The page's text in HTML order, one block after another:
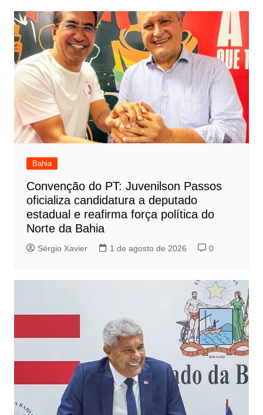
Bahia
Convenção do PT: Juvenilson Passos
oficializa candidatura a deputado
estadual e reafirma força política do
Norte da Bahia
Sérgio Xavier 1 de agosto de 2026 0